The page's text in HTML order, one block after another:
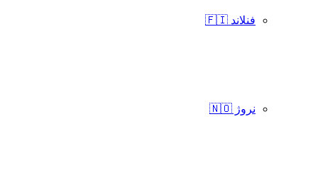
فنلاند 🇫🇮
نروژ 🇳🇴